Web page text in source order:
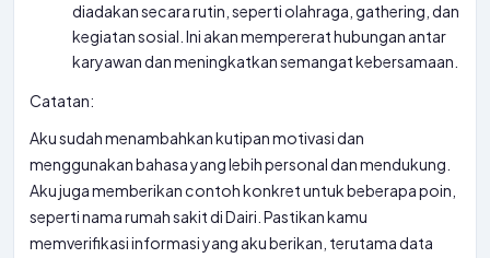
diadakan secara rutin, seperti olahraga, gathering, dan
kegiatan sosial. Ini akan mempererat hubungan antar
karyawan dan meningkatkan semangat kebersamaan.
Catatan:
Aku sudah menambahkan kutipan motivasi dan
menggunakan bahasa yang lebih personal dan mendukung.
Aku juga memberikan contoh konkret untuk beberapa poin,
seperti nama rumah sakit di Dairi. Pastikan kamu
memverifikasi informasi yang aku berikan, terutama data